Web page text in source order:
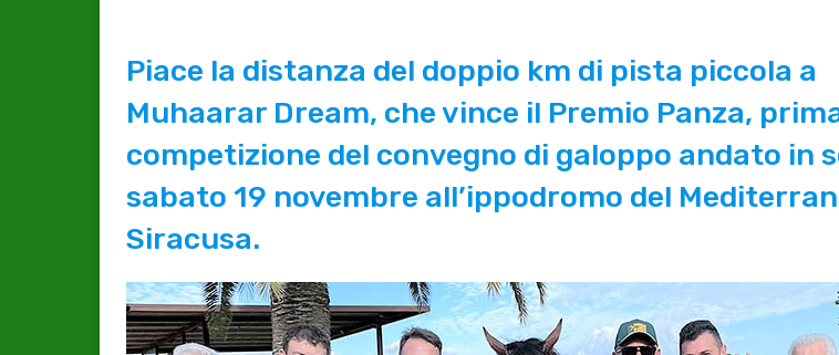
Piace la distanza del doppio km di pista piccola a
Muhaarar Dream, che vince il Premio Panza,
competizione del convegno di galoppo andato in
sabato 19 novembre all’ippodromo del
Siracusa.